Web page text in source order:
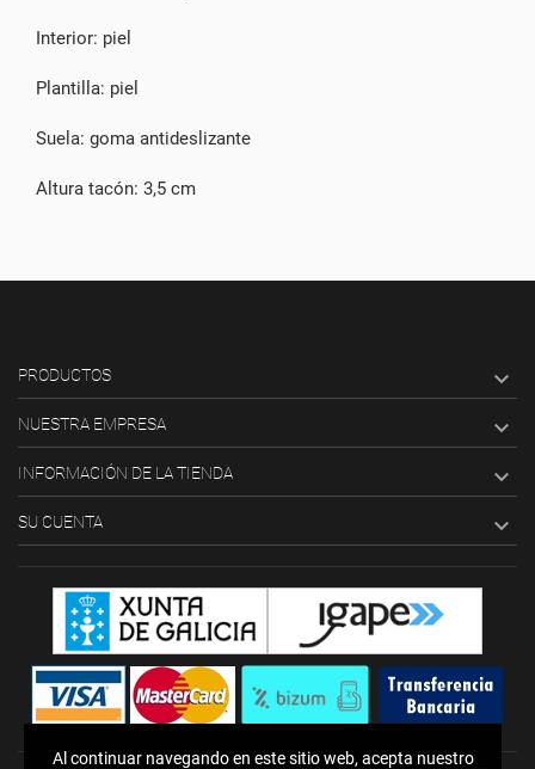
Al continuar navegando en este sitio web, acepta nuestro
Interior: piel
Plantilla: piel
Suela: goma antideslizante
Altura tacón: 3,5 cm
PRODUCTOS 
NUESTRA EMPRESA 
INFORMACIÓN DE LA TIENDA 
Al continuar navegando en este sitio web, acepta nuestro
SU CUENTA 